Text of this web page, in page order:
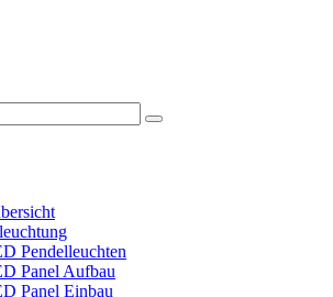
Pendelleuchten
Panel Aufbau
Panel Einbau